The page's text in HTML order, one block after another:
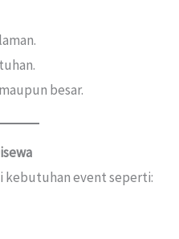
besar.
kebutuhan event seperti: